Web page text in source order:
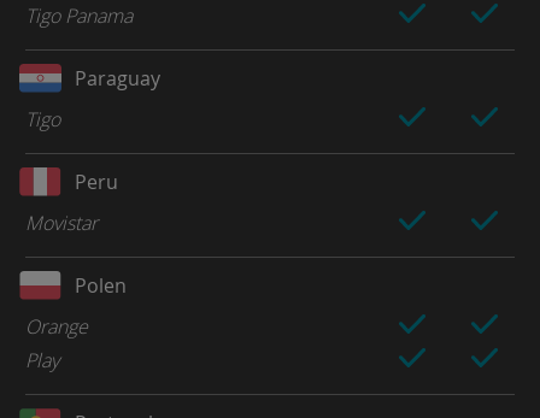
Tigo Panama
Paraguay
Tigo
Peru
Movistar
Polen
Orange
Play